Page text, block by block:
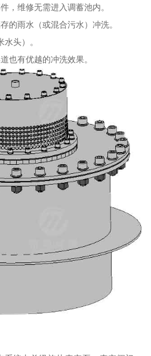
，维修无需进入调蓄池内。
的雨水（或混合污水）冲洗。
头）。
也有优越的冲洗效果。